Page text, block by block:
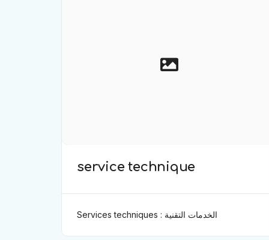
service technique
Services techniques : الخدمات التقنية